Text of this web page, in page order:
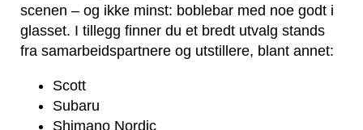
scenen – og ikke minst: boblebar med noe godt i
glasset. I tillegg finner du et bredt utvalg stands
fra samarbeidspartnere og utstillere, blant annet:
Scott
Subaru
Shimano Nordic